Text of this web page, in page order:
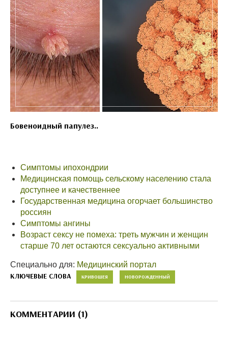
Бовеноидный папулез..
Симптомы ипохондрии
Медицинская помощь сельскому населению стала
доступнее и качественнее
Государственная медицина огорчает большинство
россиян
Симптомы ангины
Возраст сексу не помеха: треть мужчин и женщин
старше 70 лет остаются сексуально активными
Специально для: Медицинский портал
КЛЮЧЕВЫЕ СЛОВА КРИВОШЕЯ НОВОРОЖДЕННЫЙ
КОММЕНТАРИИ (1)